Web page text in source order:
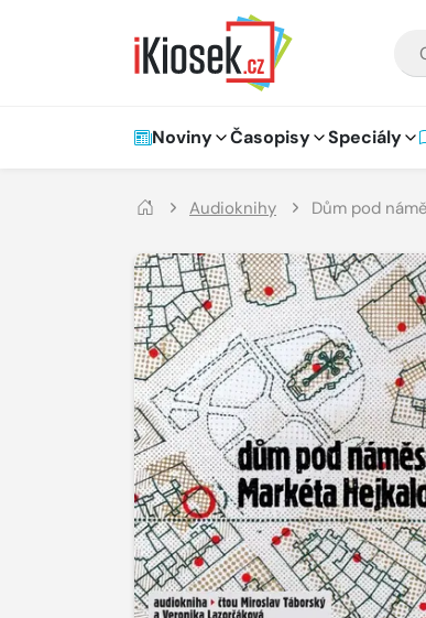
Hlavní navigace
Noviny Časopisy Speciály
Audioknihy Dům pod